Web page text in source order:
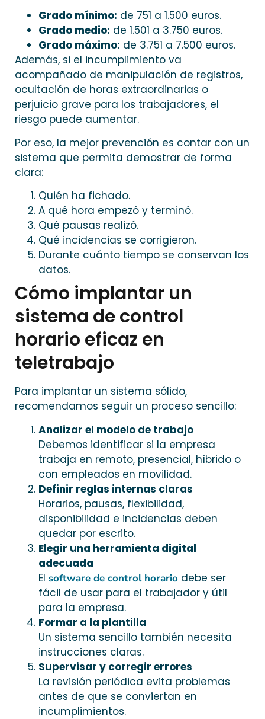
Grado mínimo: de 751 a 1.500 euros.
Grado medio: de 1.501 a 3.750 euros.
Grado máximo: de 3.751 a 7.500 euros.
Además, si el incumplimiento va
acompañado de manipulación de registros,
ocultación de horas extraordinarias o
perjuicio grave para los trabajadores, el
riesgo puede aumentar.
Por eso, la mejor prevención es contar con un
sistema que permita demostrar de forma
clara:
Quién ha fichado.
A qué hora empezó y terminó.
Qué pausas realizó.
Qué incidencias se corrigieron.
Durante cuánto tiempo se conservan los
datos.
Cómo implantar un
sistema de control
horario eficaz en
teletrabajo
Para implantar un sistema sólido,
recomendamos seguir un proceso sencillo:
Analizar el modelo de trabajo
Debemos identificar si la empresa
trabaja en remoto, presencial, híbrido o
con empleados en movilidad.
Definir reglas internas claras
Horarios, pausas, flexibilidad,
disponibilidad e incidencias deben
quedar por escrito.
Elegir una herramienta digital
adecuada
El software de control horario debe ser
fácil de usar para el trabajador y útil
para la empresa.
Formar a la plantilla
Un sistema sencillo también necesita
instrucciones claras.
Supervisar y corregir errores
La revisión periódica evita problemas
antes de que se conviertan en
incumplimientos.